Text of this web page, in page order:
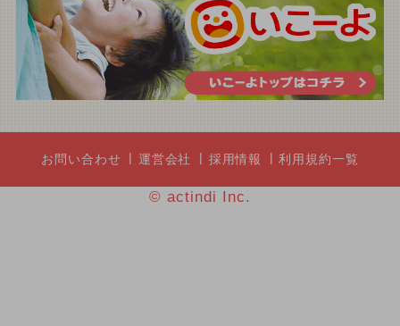
お問い合わせ 運営会社 採用情報 利用規約一覧
© actindi Inc.